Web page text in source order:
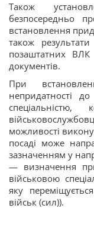
Також
безпосередньо
встановлення
також
позаштатних
документів.
При
непридатності
можливості
посаді може
зазначенням у
— визначення
військовою
яку
військ (сил)).